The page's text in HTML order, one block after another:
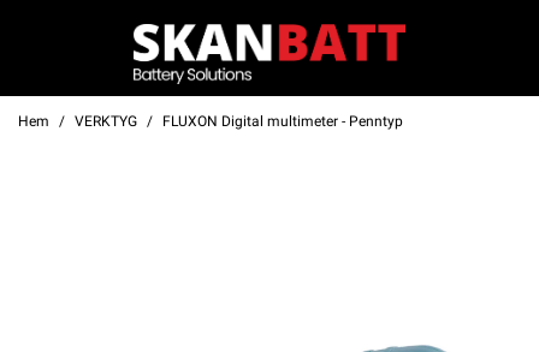
Hem VERKTYG FLUXON Digital multimeter - Penntyp